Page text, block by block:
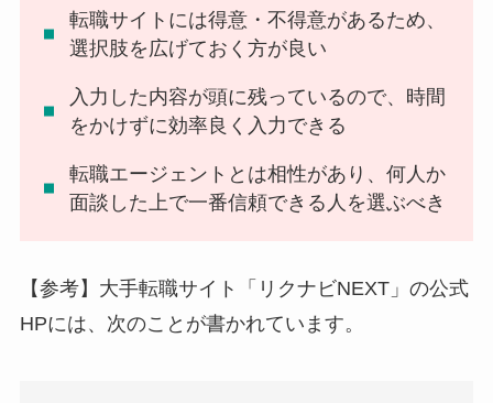
転職サイトには得意・不得意があるため、
選択肢を広げておく方が良い
入力した内容が頭に残っているので、 時間
をかけずに効率良く入力できる
転職エージェントとは相性があり、 何人か
面談した上で一番信頼できる人を選ぶべき
【参考】大手転職サイト「リクナビNEXT」の公式
HPには、次のことが書かれています。